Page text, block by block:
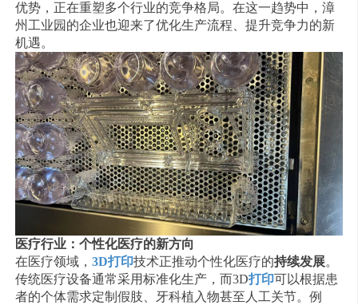
优势，正在重塑多个行业的竞争格局。在这一趋势中，漳
州工业园的企业也迎来了优化生产流程、提升竞争力的新
机遇。
医疗行业：个性化医疗的新方向
在医疗领域，3D打印技术正推动个性化医疗的持续发展。
传统医疗设备通常采用标准化生产，而3D打印可以根据患
者的个体需求定制假肢、牙科植入物甚至人工关节。例